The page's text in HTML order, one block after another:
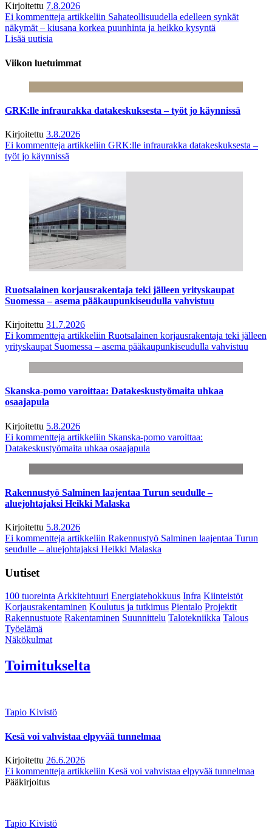
Kirjoitettu 7.8.2026
Ei kommentteja artikkeliin Sahateollisuudella edelleen synkät
näkymät – kiusana korkea puunhinta ja heikko kysyntä
Lisää uutisia
Viikon luetuimmat
GRK:lle infraurakka datakeskuksesta – työt jo käynnissä
Kirjoitettu 3.8.2026
Ei kommentteja artikkeliin GRK:lle infraurakka datakeskuksesta –
työt jo käynnissä
Ruotsalainen korjausrakentaja teki jälleen yrityskaupat
Suomessa – asema pääkaupunkiseudulla vahvistuu
Kirjoitettu 31.7.2026
Ei kommentteja artikkeliin Ruotsalainen korjausrakentaja teki jälleen
yrityskaupat Suomessa – asema pääkaupunkiseudulla vahvistuu
Skanska-pomo varoittaa: Datakeskustyömaita uhkaa
osaajapula
Kirjoitettu 5.8.2026
Ei kommentteja artikkeliin Skanska-pomo varoittaa:
Datakeskustyömaita uhkaa osaajapula
Rakennustyö Salminen laajentaa Turun seudulle –
aluejohtajaksi Heikki Malaska
Kirjoitettu 5.8.2026
Ei kommentteja artikkeliin Rakennustyö Salminen laajentaa Turun
seudulle – aluejohtajaksi Heikki Malaska
Uutiset
100 tuoreintaArkkitehtuuri Energiatehokkuus Infra Kiinteistöt
Korjausrakentaminen Koulutus ja tutkimus Pientalo Projektit
Rakennustuote Rakentaminen Suunnittelu Talotekniikka Talous
Työelämä
Näkökulmat
Toimitukselta
Tapio Kivistö
Kesä voi vahvistaa elpyvää tunnelmaa
Kirjoitettu 26.6.2026
Ei kommentteja artikkeliin Kesä voi vahvistaa elpyvää tunnelmaa
Pääkirjoitus
Tapio Kivistö